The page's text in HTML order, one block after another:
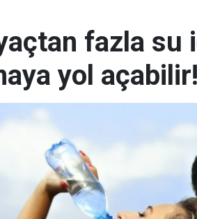
fazla su
yol açabilir!